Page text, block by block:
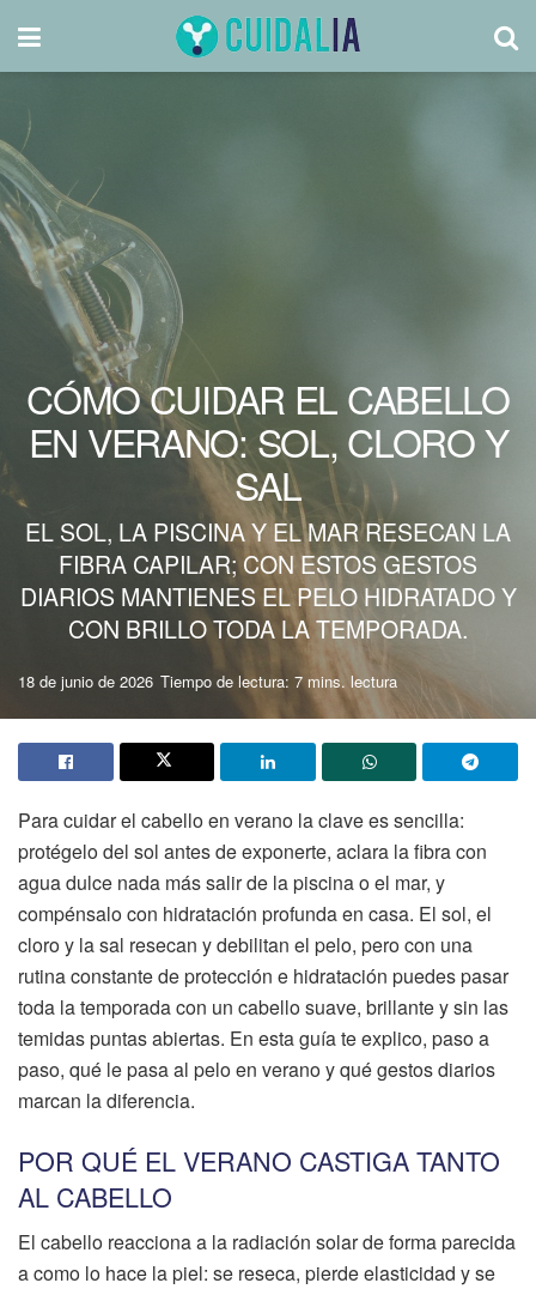
CÓMO CUIDAR EL CABELLO
EN VERANO: SOL, CLORO Y
SAL
EL SOL, LA PISCINA Y EL MAR RESECAN LA
FIBRA CAPILAR; CON ESTOS GESTOS
DIARIOS MANTIENES EL PELO HIDRATADO Y
CON BRILLO TODA LA TEMPORADA.
18 de junio de 2026 Tiempo de lectura: 7 mins. lectura
Para cuidar el cabello en verano la clave es sencilla:
protégelo del sol antes de exponerte, aclara la fibra con
agua dulce nada más salir de la piscina o el mar, y
compénsalo con hidratación profunda en casa. El sol, el
cloro y la sal resecan y debilitan el pelo, pero con una
rutina constante de protección e hidratación puedes pasar
toda la temporada con un cabello suave, brillante y sin las
temidas puntas abiertas. En esta guía te explico, paso a
paso, qué le pasa al pelo en verano y qué gestos diarios
marcan la diferencia.
POR QUÉ EL VERANO CASTIGA TANTO
AL CABELLO
El cabello reacciona a la radiación solar de forma parecida
a como lo hace la piel: se reseca, pierde elasticidad y se